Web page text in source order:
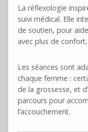
La réflexologie
suivi médical. Elle
de soutien, pour
avec plus de
Les séances sont
chaque femme :
de la grossesse, et
parcours pour
l’accouchement.